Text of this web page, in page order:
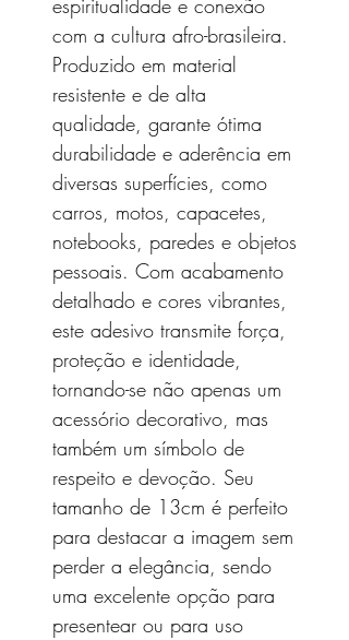
espiritualidade e conexão
com a cultura afro-brasileira.
Produzido em material
resistente e de alta
qualidade, garante ótima
durabilidade e aderência em
diversas superfícies, como
carros, motos, capacetes,
notebooks, paredes e objetos
pessoais. Com acabamento
detalhado e cores vibrantes,
este adesivo transmite força,
proteção e identidade,
tornando-se não apenas um
acessório decorativo, mas
também um símbolo de
respeito e devoção. Seu
tamanho de 13cm é perfeito
para destacar a imagem sem
perder a elegância, sendo
uma excelente opção para
presentear ou para uso